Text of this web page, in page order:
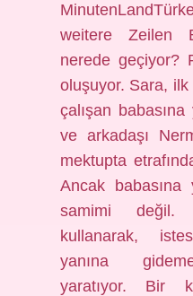
weitere Zeilen
nerede geçiyor?
oluşuyor. Sara, ilk
çalışan
ve arkadaşı
mektupta
Ancak babasına
samimi değil.
kullanarak,
yanına
yaratıyor. Bir